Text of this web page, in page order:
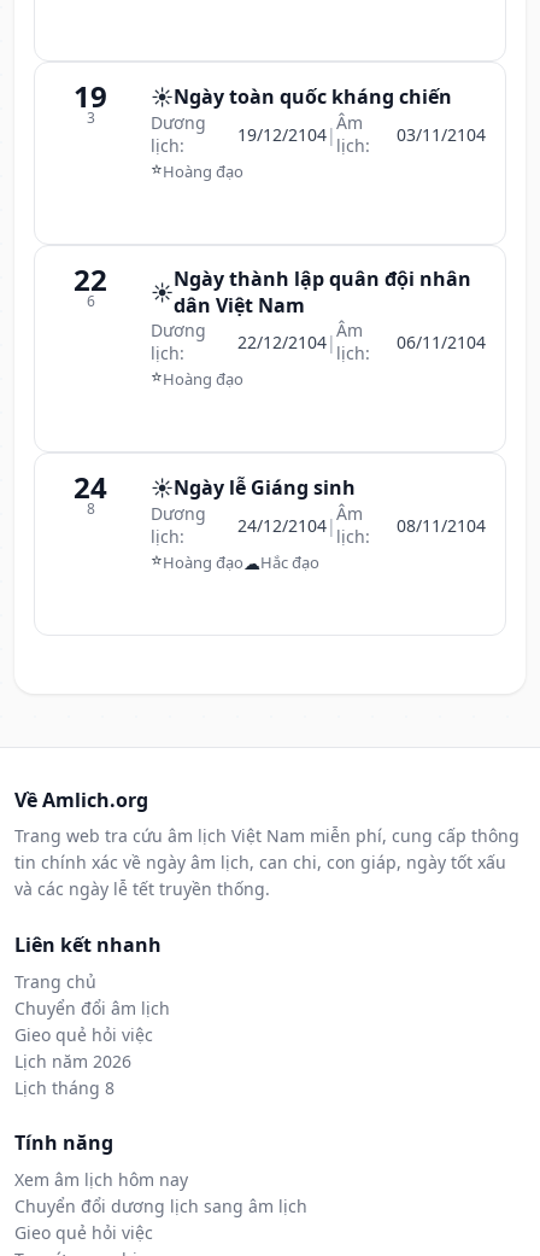
19
3
☀️Ngày toàn quốc kháng chiến
Dương
lịch:
19/12/2104|Âm
lịch:
03/11/2104
⭐Hoàng đạo
22
6 ☀️Ngày thành lập quân đội nhân
dân Việt Nam
Dương
lịch:
22/12/2104|Âm
lịch:
06/11/2104
⭐Hoàng đạo
24
8
☀️Ngày lễ Giáng sinh
Dương
lịch:
24/12/2104|Âm
lịch:
08/11/2104
⭐Hoàng đạo☁Hắc đạo
Về Amlich.org
Trang web tra cứu âm lịch Việt Nam miễn phí, cung cấp thông
tin chính xác về ngày âm lịch, can chi, con giáp, ngày tốt xấu
và các ngày lễ tết truyền thống.
Liên kết nhanh
Trang chủ
Chuyển đổi âm lịch
Gieo quẻ hỏi việc
Lịch năm 2026
Lịch tháng 8
Tính năng
Xem âm lịch hôm nay
Chuyển đổi dương lịch sang âm lịch
Gieo quẻ hỏi việc